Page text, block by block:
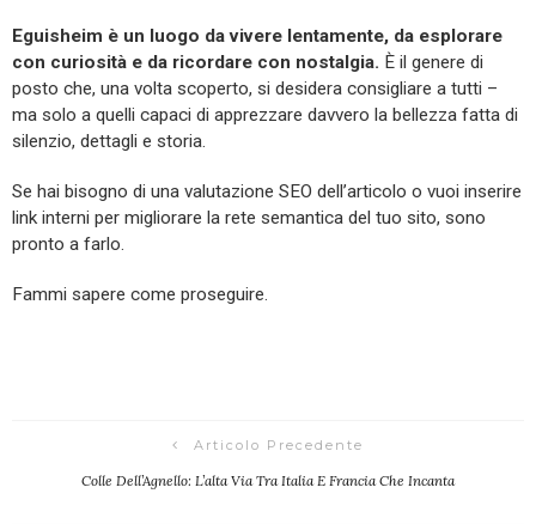
Eguisheim è un luogo da vivere lentamente, da esplorare
con curiosità e da ricordare con nostalgia. È il genere di
posto che, una volta scoperto, si desidera consigliare a tutti –
ma solo a quelli capaci di apprezzare davvero la bellezza fatta di
silenzio, dettagli e storia.
Se hai bisogno di una valutazione SEO dell’articolo o vuoi inserire
link interni per migliorare la rete semantica del tuo sito, sono
pronto a farlo.
Fammi sapere come proseguire.
Articolo Precedente
Colle Dell’Agnello: L’alta Via Tra Italia E Francia Che Incanta